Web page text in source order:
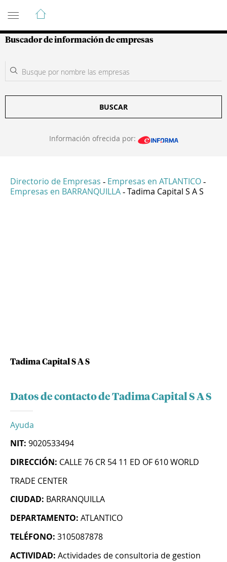
Guía de Empresas Colombianas
Buscador de información de empresas
BUSCAR
Información ofrecida por:
Directorio de Empresas - Empresas en ATLANTICO -
Empresas en BARRANQUILLA - Tadima Capital S A S
Tadima Capital S A S
Datos de contacto de Tadima Capital S A S
Ayuda
NIT: 9020533494
DIRECCIÓN: CALLE 76 CR 54 11 ED OF 610 WORLD
TRADE CENTER
CIUDAD: BARRANQUILLA
DEPARTAMENTO: ATLANTICO
TELÉFONO: 3105087878
ACTIVIDAD: Actividades de consultoria de gestion